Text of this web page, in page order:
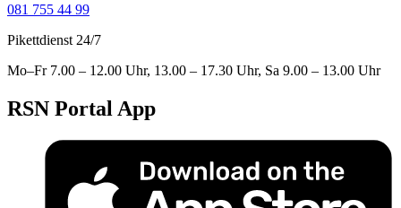
081 755 44 99
Pikettdienst 24/7
Mo–Fr 7.00 – 12.00 Uhr, 13.00 – 17.30 Uhr, Sa 9.00 – 13.00 Uhr
RSN Portal App